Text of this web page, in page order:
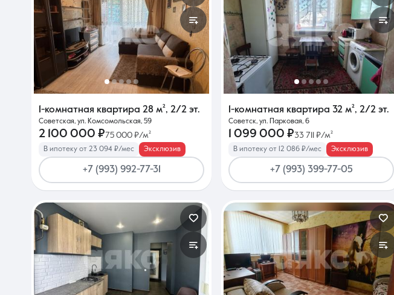
1-комнатная квартира 28 м², 2/2 эт.
Советская, ул. Комсомольская, 59
2 100 000 ₽75 000 ₽/м²
В ипотеку от 23 094 ₽/мес Эксклюзив
+7 (993) 992-77-31
1-комнатная квартира 32 м², 2/2 эт.
Советск, ул. Парковая, 6
1 099 000 ₽33 711 ₽/м²
В ипотеку от 12 086 ₽/мес Эксклюзив
+7 (993) 399-77-05